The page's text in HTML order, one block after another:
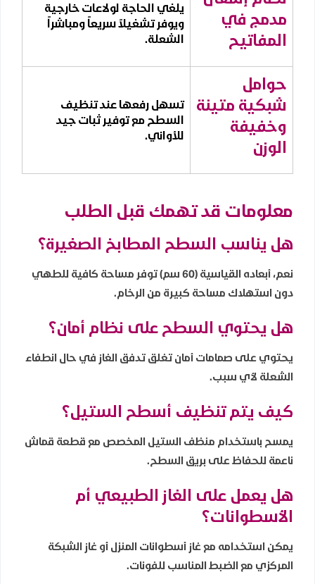
مدمج في
المفاتيح
يلغي الحاجة لولاعات خارجية
ويوفر تشغيلاً سريعاً ومباشراً
الشعلة.
حوامل
شبكية متينة
وخفيفة
الوزن
تسهل رفعها عند تنظيف
السطح مع توفير ثبات جيد
للأواني.
معلومات قد تهمك قبل الطلب
هل يناسب السطح المطابخ الصغيرة؟
نعم، أبعاده القياسية (60 سم) توفر مساحة كافية للطهي
دون استهلاك مساحة كبيرة من الرخام.
هل يحتوي السطح على نظام أمان؟
يحتوي على صمامات أمان تغلق تدفق الغاز في حال انطفاء
الشعلة لأي سبب.
كيف يتم تنظيف أسطح الستيل؟
يمسح باستخدام منظف الستيل المخصص مع قطعة قماش
ناعمة للحفاظ على بريق السطح.
هل يعمل على الغاز الطبيعي أم
الأسطوانات؟
يمكن استخدامه مع غاز أسطوانات المنزل أو غاز الشبكة
المركزي مع الضبط المناسب للفونات.